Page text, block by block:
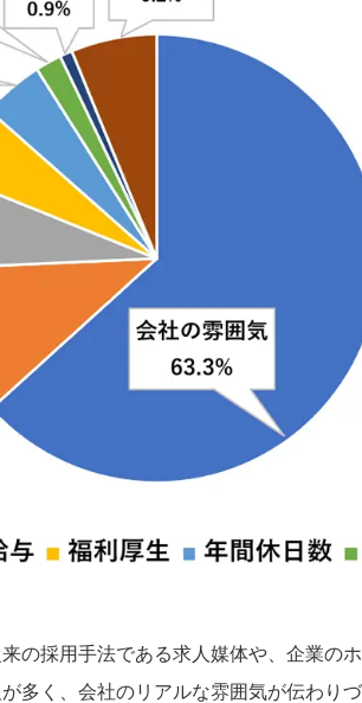
の採用手法である求人媒体や、企業の
多く、会社のリアルな雰囲気が伝わりづ